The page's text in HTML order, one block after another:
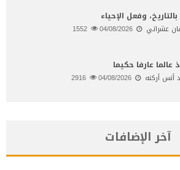
وفعل الإحياء
عشراتي 04/08/2026
عالما عارفا حكيما
أنس أركنه 04/08/2026
آخر الإضافات